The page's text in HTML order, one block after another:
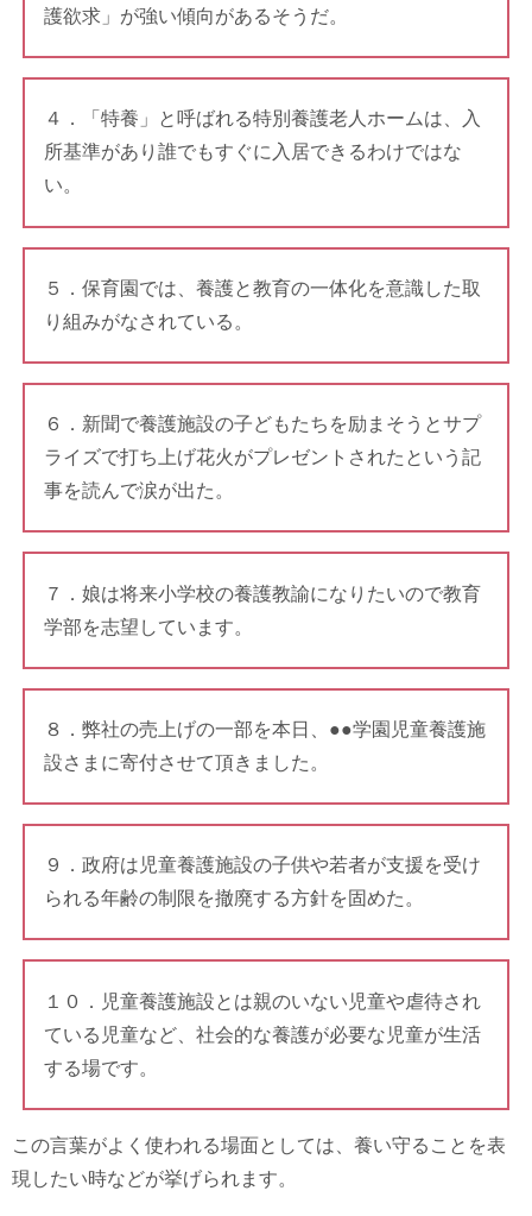
護欲求」が強い傾向があるそうだ。
４．「特養」と呼ばれる特別養護老人ホームは、入
所基準があり誰でもすぐに入居できるわけではな
い。
５．保育園では、養護と教育の一体化を意識した取
り組みがなされている。
６．新聞で養護施設の子どもたちを励まそうとサプ
ライズで打ち上げ花火がプレゼントされたという記
事を読んで涙が出た。
７．娘は将来小学校の養護教諭になりたいので教育
学部を志望しています。
８．弊社の売上げの一部を本日、●●学園児童養護施
設さまに寄付させて頂きました。
９．政府は児童養護施設の子供や若者が支援を受け
られる年齢の制限を撤廃する方針を固めた。
１０．児童養護施設とは親のいない児童や虐待され
ている児童など、社会的な養護が必要な児童が生活
する場です。
この言葉がよく使われる場面としては、養い守ることを表
現したい時などが挙げられます。